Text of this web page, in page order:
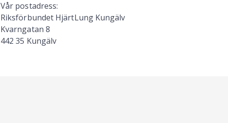
Vår postadress:
Riksförbundet HjärtLung Kungälv
Kvarngatan 8
442 35 Kungälv